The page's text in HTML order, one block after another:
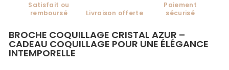
Satisfait ou
remboursé
Livraison offerte
Paiement
sécurisé
BROCHE COQUILLAGE CRISTAL AZUR –
CADEAU COQUILLAGE POUR UNE ÉLÉGANCE
INTEMPORELLE